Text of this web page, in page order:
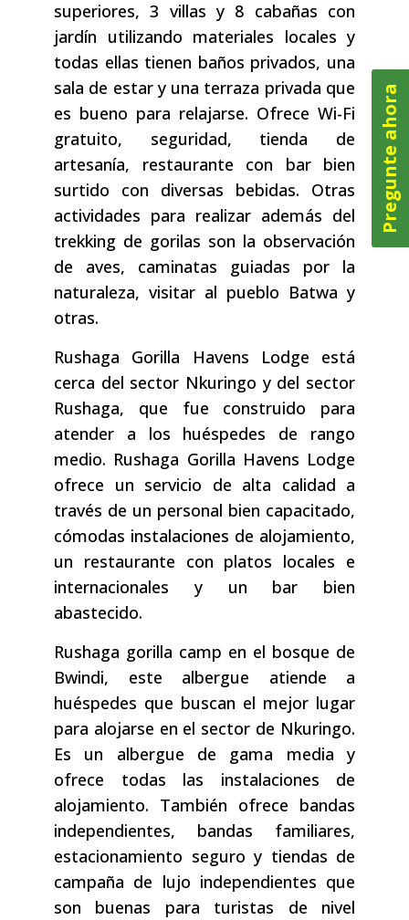
superiores, 3 villas y 8 cabañas con
jardín utilizando materiales locales y
todas ellas tienen baños privados, una
sala de estar y una terraza privada que
es bueno para relajarse. Ofrece Wi-Fi
gratuito, seguridad, tienda de
artesanía, restaurante con bar bien
surtido con diversas bebidas. Otras
actividades para realizar además del
trekking de gorilas son la observación
de aves, caminatas guiadas por la
naturaleza, visitar al pueblo Batwa y
otras.
Rushaga Gorilla Havens Lodge está
cerca del sector Nkuringo y del sector
Rushaga, que fue construido para
atender a los huéspedes de rango
medio. Rushaga Gorilla Havens Lodge
ofrece un servicio de alta calidad a
través de un personal bien capacitado,
cómodas instalaciones de alojamiento,
un restaurante con platos locales e
internacionales y un bar bien
abastecido.
Rushaga gorilla camp en el bosque de
Bwindi, este albergue atiende a
huéspedes que buscan el mejor lugar
para alojarse en el sector de Nkuringo.
Es un albergue de gama media y
ofrece todas las instalaciones de
alojamiento. También ofrece bandas
independientes, bandas familiares,
estacionamiento seguro y tiendas de
campaña de lujo independientes que
son buenas para turistas de nivel
Pregunte ahora